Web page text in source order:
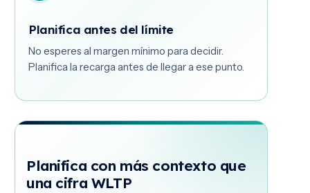
Planifica antes del límite
No esperes al margen mínimo para decidir.
Planifica la recarga antes de llegar a ese punto.
Planifica con más contexto que
una cifra WLTP